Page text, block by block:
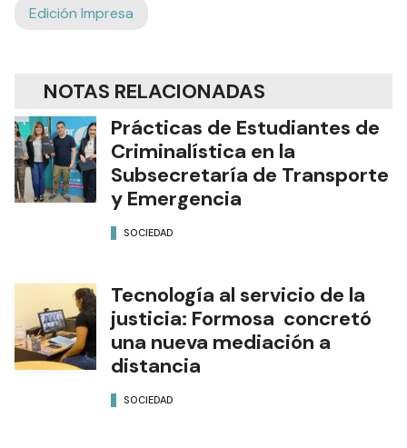
Edición Impresa
NOTAS RELACIONADAS
Prácticas de Estudiantes de
Criminalística en la
Subsecretaría de Transporte
y Emergencia
SOCIEDAD
Tecnología al servicio de la
justicia: Formosa concretó
una nueva mediación a
distancia
SOCIEDAD